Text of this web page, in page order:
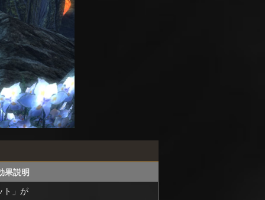
果説明
ト」が